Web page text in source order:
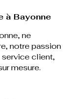
à Bayonne
ne
notre passion
service client,
mesure.